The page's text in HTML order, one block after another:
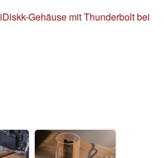
iDiskk-Gehäuse mit Thunderbolt bei